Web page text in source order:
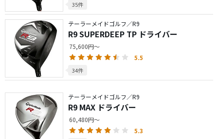
35件
テーラーメイドゴルフ／R9
R9 SUPERDEEP TP ドライバー
75,600円～
5.5
34件
テーラーメイドゴルフ／R9
R9 MAX ドライバー
60,480円～
5.3